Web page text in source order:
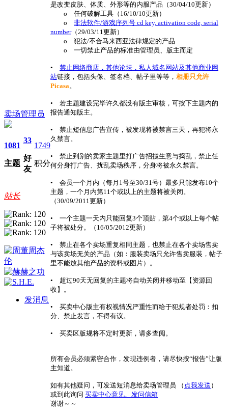
卖场管理员
1081
主题
33
好
友
1749
积分
站长
发消息
是改变皮肤、体质、外形等的内服产品（30/04/10更新）
o 任何破解工具（16/10/10更新）
o 非法软件/游戏序列号 cd key, activation code, serial
number（29/03/11更新）
o 犯法/不合马来西亚法律规定的产品
o 一切禁止产品的标准由管理员、版主而定
• 禁止网络商店，其他论坛，私人域名网站及其他商业网
站链接，包括头像、签名档、帖子里等等， 相册只允许
Picasa。
• 若主题建设完毕许久都没有版主审核，可按下主题内的
报告通知版主。
• 禁止短信息广告宣传，被发现将被禁言三天，再犯将永
久禁言。
• 禁止到别的卖家主题里打广告招揽生意与捣乱，禁止任
何分身打广告、扰乱卖场秩序，分身将被永久禁言。
• 会员一个月内（每月1号至30/31号）最多只能发布10个
主题，一个月内第11个或以上的主题将被关闭。
（30/09/2011更新）
• 一个主题一天内只能回复3个顶贴，第4个或以上每个帖
子将被处分。（16/05/2012更新）
• 禁止在各个卖场重复相同主题，也禁止在各个卖场售卖
与该卖场无关的产品（如：服装卖场只允许售卖服装，帖子
里不能放其他产品的资料或图片）。
• 超过90天无回复的主题将自动关闭并移动至【资源回
收】。
• 买卖中心版主有权视情况严重性而给于犯规者处罚：扣
分、禁止发言，不得有议。
• 买卖区版规将不定时更新，请多查阅。
所有会员必须紧密合作，发现违例者，请尽快按“报告”让版
主知道。
如有其他疑问，可发送短消息给卖场管理员 （ 点我发送 ）
或到此询问 买卖中心意见、发问信箱
谢谢～～